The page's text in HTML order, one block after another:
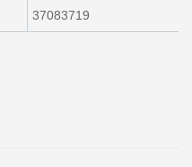
37083719